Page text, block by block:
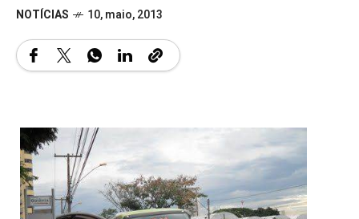
NOTÍCIAS 10, maio, 2013